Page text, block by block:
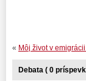
« Môj život v emigrácii
Debata ( 0